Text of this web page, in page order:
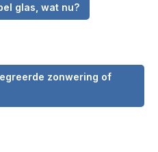
glas, wat nu?
zonwering of